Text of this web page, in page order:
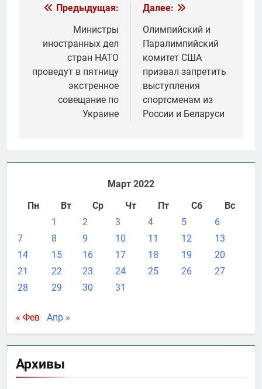
Навигация
записям
Предыдущая:
Министры
иностранных дел
стран НАТО
проведут в пятницу
экстренное
совещание по
Украине
Далее:
Олимпийский и
Паралимпийский
комитет США
призвал запретить
выступления
спортсменам из
России и Беларуси
Март 2022
Пн
Вт Ср Чт Пт Сб
Вс
1
2 3 4 5
6
7
8 9 10 11 12
13
14
15 16 17 18 19
20
21
22 23 24 25 26
27
28
29 30 31
« Фев Апр »
Архивы